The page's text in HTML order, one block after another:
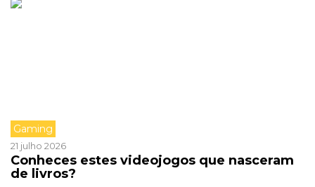
Gaming
21 julho 2026
Conheces estes videojogos que nasceram
de livros?